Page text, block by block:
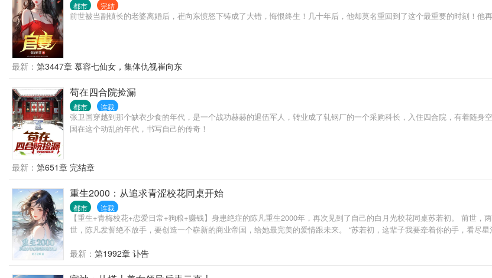
都市 完结
前世被当副镇长的老婆离婚后，崔向东愤怒下铸成了大错，悔恨终生！几十年后，他却莫名重回到了这个最重要的时刻！他
最新： 第3447章 慕容七仙女，集体仇视崔向东
苟在四合院捡漏
都市 连载
张卫国穿越到那个缺衣少食的年代，是一个战功赫赫的退伍军人，转业成了轧钢厂的一个采购科长，入住四合院，有着随
国在这个动乱的年代，书写自己的传奇！
最新： 第651章 完结章
重生2000：从追求青涩校花同桌开始
都市 连载
【重生+青梅校花+恋爱日常+狗粮+赚钱】身患绝症的陈凡重生2000年，再次见到了自己的白月光校花同桌苏若初。 前世
世，陈凡发誓绝不放手，要创造一个崭新的商业帝国，给她最完美的爱情跟未来。 “苏若初，这辈子我要牵着你的手，看尽星
最新： 第1992章 讣告